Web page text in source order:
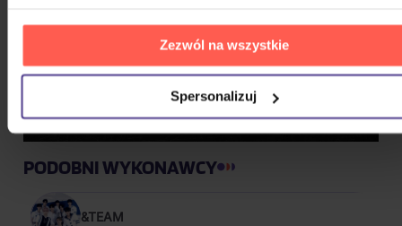
Zezwól na wszystkie
Spersonalizuj
PODOBNI WYKONAWCY
&TEAM